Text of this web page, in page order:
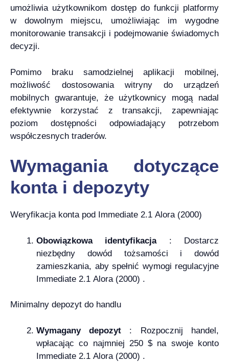
umożliwia użytkownikom dostęp do funkcji platformy
w dowolnym miejscu, umożliwiając im wygodne
monitorowanie transakcji i podejmowanie świadomych
decyzji.
Pomimo braku samodzielnej aplikacji mobilnej,
możliwość dostosowania witryny do urządzeń
mobilnych gwarantuje, że użytkownicy mogą nadal
efektywnie korzystać z transakcji, zapewniając
poziom dostępności odpowiadający potrzebom
współczesnych traderów.
Wymagania dotyczące
konta i depozyty
Weryfikacja konta pod Immediate 2.1 Alora (2000)
Obowiązkowa identyfikacja: Dostarcz
niezbędny dowód tożsamości i dowód
zamieszkania, aby spełnić wymogi regulacyjne
Immediate 2.1 Alora (2000) .
Minimalny depozyt do handlu
Wymagany depozyt : Rozpocznij handel,
wpłacając co najmniej 250 $ na swoje konto
Immediate 2.1 Alora (2000) .